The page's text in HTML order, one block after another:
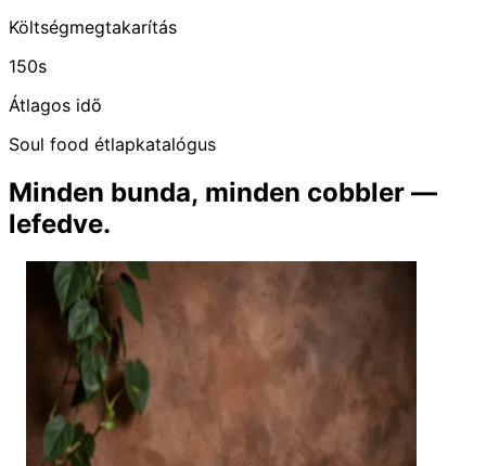
Költségmegtakarítás
150s
Átlagos idő
Soul food étlapkatalógus
Minden bunda, minden cobbler —
lefedve.